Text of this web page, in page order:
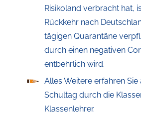
Risikoland verbracht hat,
Rückkehr nach
tägigen Quarantäne
durch einen negativen
entbehrlich wird.
Alles Weitere erfahren
Schultag durch die
Klassenlehrer.